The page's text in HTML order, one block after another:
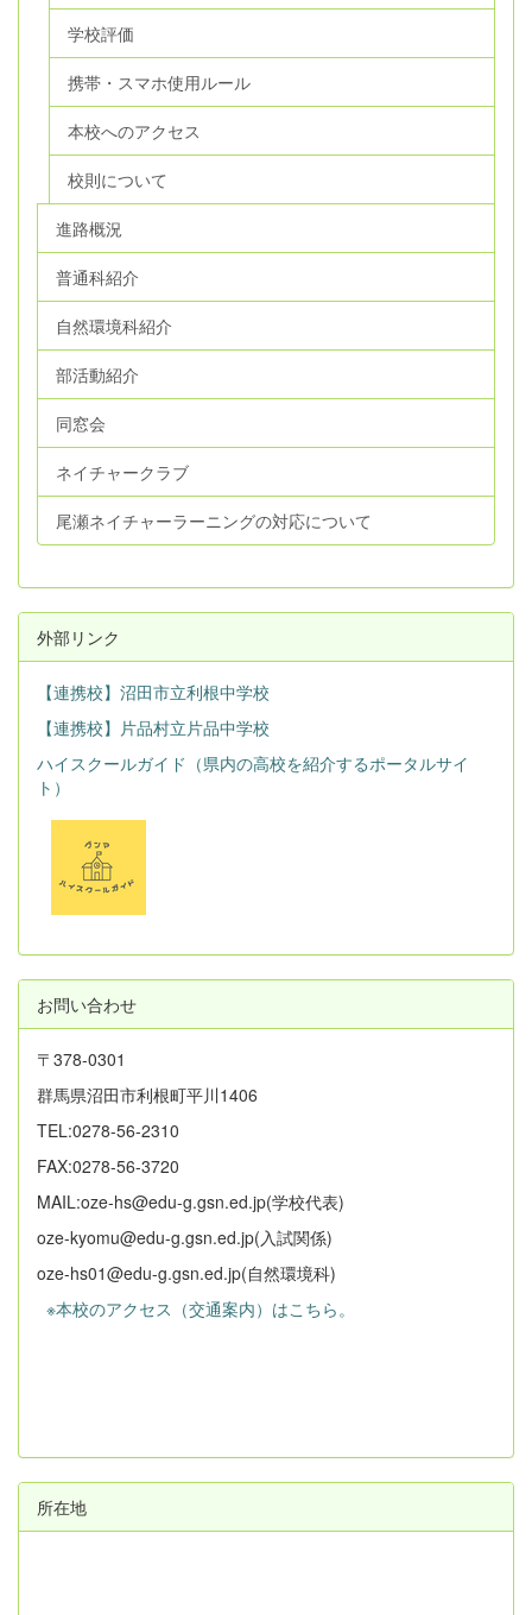
学校評価
携帯・スマホ使用ルール
本校へのアクセス
校則について
進路概況
普通科紹介
自然環境科紹介
部活動紹介
同窓会
ネイチャークラブ
尾瀬ネイチャーラーニングの対応について
外部リンク
【連携校】沼田市立利根中学校
【連携校】片品村立片品中学校
ハイスクールガイド（県内の高校を紹介するポータルサイ
ト）
お問い合わせ
〒378-0301
群馬県沼田市利根町平川1406
TEL:0278-56-2310
FAX:0278-56-3720
MAIL:oze-hs@edu-g.gsn.ed.jp(学校代表)
oze-kyomu@edu-g.gsn.ed.jp(入試関係)
oze-hs01@edu-g.gsn.ed.jp(自然環境科)
※本校のアクセス（交通案内）はこちら。
所在地